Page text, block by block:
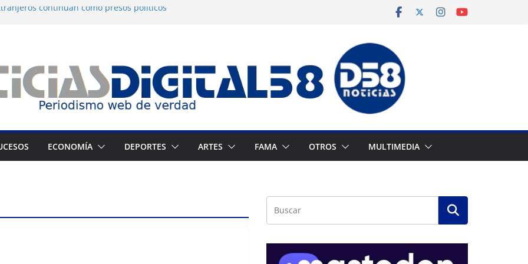
continúan como presos políticos
exige justicia por muerte del preso
Francés culmina muestra histórica y
ECONOMÍA DEPORTES ARTES FAMA OTROS MULTIMEDIA